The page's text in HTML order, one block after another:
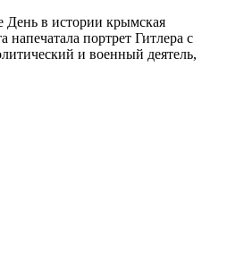
День в истории крымская
напечатала портрет Гитлера с
и военный деятель,